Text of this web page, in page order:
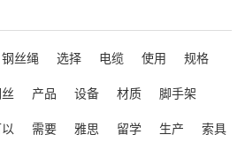
钢丝绳 选择 电缆 使用
规格
产品 设备 材质
脚手架
需要 雅思 留学 生产
索具